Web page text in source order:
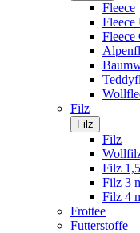
Fleece
Fleece
Fleece
Filz
Filz
Filz
Filz
Filz 3
Filz 4
Frottee
Futterstoffe